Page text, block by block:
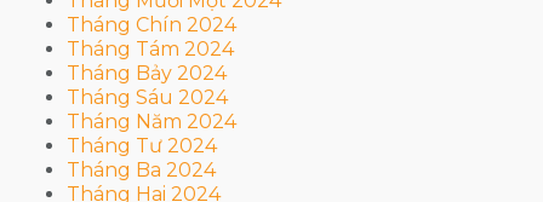
Tháng Chín 2024
Tháng Tám 2024
Tháng Bảy 2024
Tháng Sáu 2024
Tháng Năm 2024
Tháng Tư 2024
Tháng Ba 2024
Tháng Hai 2024